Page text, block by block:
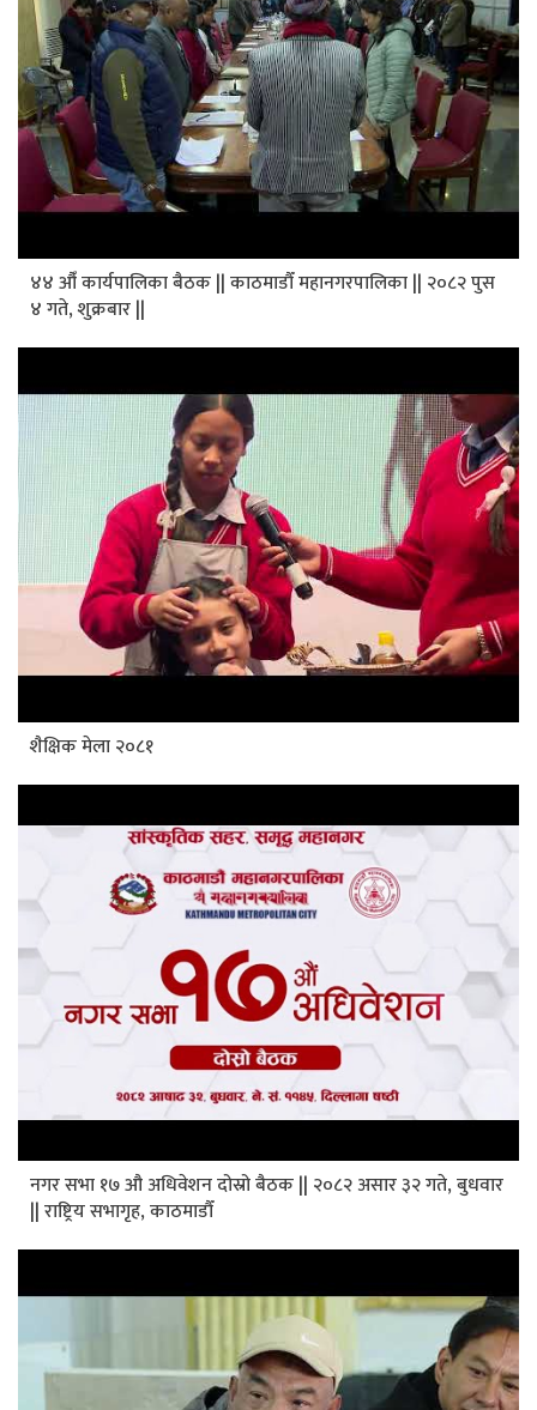
४४ औँ कार्यपालिका बैठक || काठमाडौँ महानगरपालिका || २०८२ पुस
४ गते, शुक्रबार ||
शैक्षिक मेला २०८१
नगर सभा १७‌ औ अधिवेशन दोस्रो बैठक || २०८२ असार ३२ गते, बुधवार
|| राष्ट्रिय सभागृह, काठमाडौँ